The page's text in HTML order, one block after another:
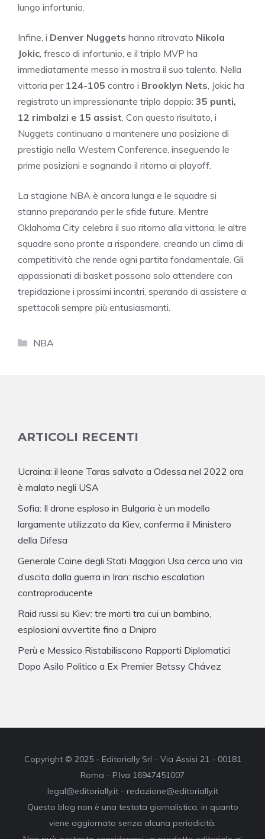
lungo infortunio.
Infine, i Denver Nuggets hanno ritrovato Nikola
Jokic , fresco di infortunio, e il triplo MVP ha
immediatamente messo in mostra il suo talento. Nella
vittoria per 124-105 contro i Brooklyn Nets , Jokic ha
registrato un impressionante triplo doppio: 35 punti,
12 rimbalzi e 15 assist . Con questo risultato, i
Nuggets continuano a mantenere una posizione di
prestigio nella Western Conference, inseguendo le
prime posizioni e sognando il ritorno ai playoff.
La stagione NBA è ancora lunga e le squadre si
stanno preparando per le sfide future. Mentre
Oklahoma City celebra il suo ritorno alla vittoria, le altre
squadre sono pronte a rispondere, creando un clima di
competitività che rende ogni partita fondamentale. Gli
appassionati di basket possono solo attendere con
trepidazione i prossimi incontri, sperando di assistere a
spettacoli sempre più entusiasmanti.
Categorie
NBA
ARTICOLI RECENTI
Ucraina: il leone Taras salvato a Odessa nel 2022 ora
è malato negli USA
Sofia: Il drone esploso in Bulgaria è un modello
largamente utilizzato da Kiev, conferma il Ministero
della Difesa
Generale Caine degli Stati Maggiori Usa cerca una via
d’uscita dalla guerra in Iran: rischio escalation
controproducente
Raid russi su Kiev: tre morti tra cui un bambino,
esplosioni avvertite fino a Dnipro
Perù e Messico Ristabiliscono Rapporti Diplomatici
Dopo Asilo Politico a Ex Premier Betssy Chávez
Copyright © 2025 - Editorially Srl - Via Assisi 21 - 00181
Roma - P.Iva 16947451007
legal@editorially.it - redazione@editorially.it
Questo blog non è una testata giornalistica, in quanto
viene aggiornato senza alcuna periodicità.